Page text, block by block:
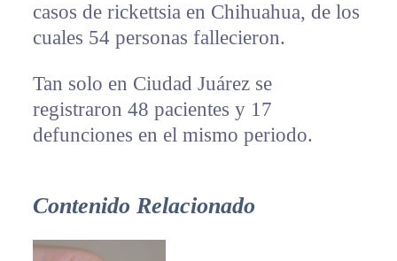
casos de rickettsia en Chihuahua, de los
cuales 54 personas fallecieron.
Tan solo en Ciudad Juárez se
registraron 48 pacientes y 17
defunciones en el mismo periodo.
Contenido Relacionado